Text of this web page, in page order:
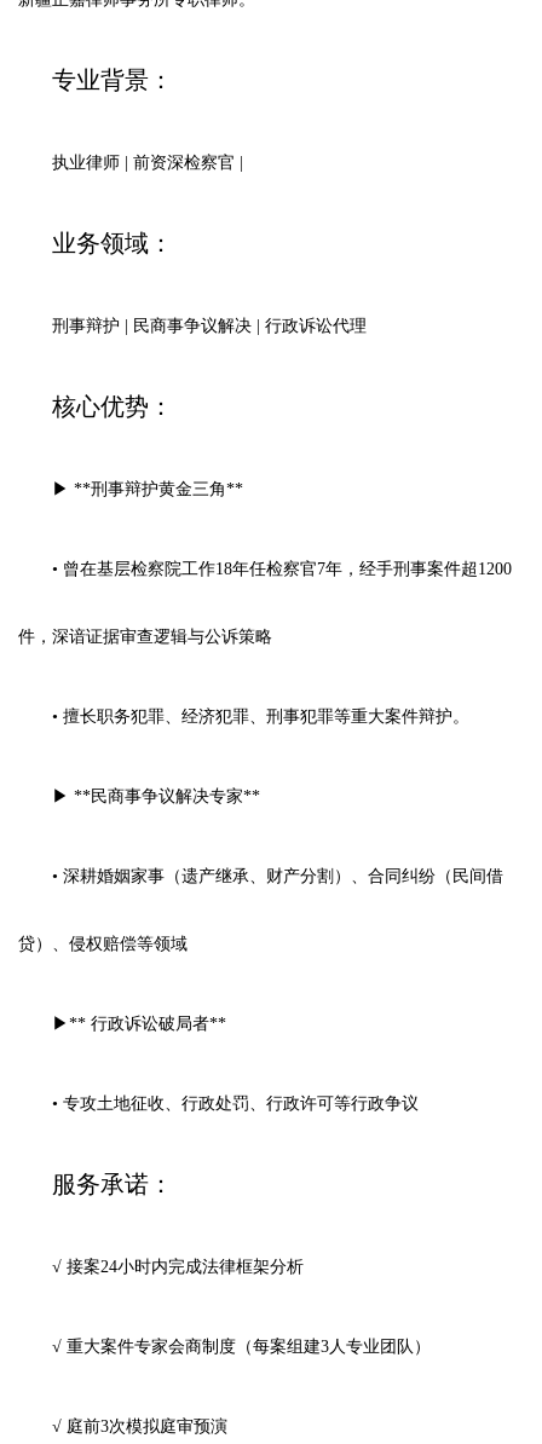
专业背景：
执业律师 | 前资深检察官 |
业务领域：
刑事辩护 | 民商事争议解决 | 行政诉讼代理
核心优势：
▶ **刑事辩护黄金三角**
• 曾在基层检察院工作18年任检察官7年，经手刑事案件超1200
件，深谙证据审查逻辑与公诉策略
• 擅长职务犯罪、经济犯罪、刑事犯罪等重大案件辩护。
▶ **民商事争议解决专家**
• 深耕婚姻家事（遗产继承、财产分割）、合同纠纷（民间借
贷）、侵权赔偿等领域
▶ ** 行政诉讼破局者**
• 专攻土地征收、行政处罚、行政许可等行政争议
服务承诺：
√ 接案24小时内完成法律框架分析
√ 重大案件专家会商制度（每案组建3人专业团队）
√ 庭前3次模拟庭审预演